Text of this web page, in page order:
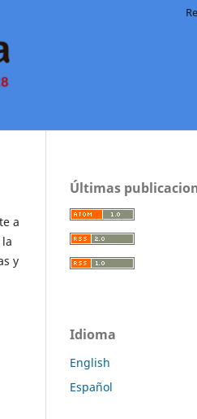
a
y
Últimas
Idioma
English
Español